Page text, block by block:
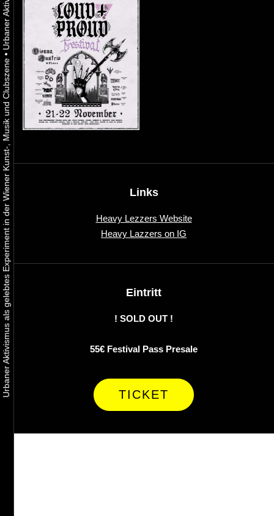
Urbaner Aktivismus als gelebtes Experiment in der Wiener Kunst-, Musik und Clubszene
•
Links
Heavy Lezzers Website
Heavy Lazzers on IG
Eintritt
! SOLD OUT !
55€ Festival Pass Presale
TICKET